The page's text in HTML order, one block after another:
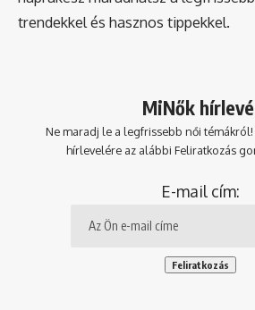
trendekkel és hasznos tippekkel.
MiNők
Ne maradj le a legfrissebb női témákról!
hírlevelére az alábbi Feliratkozás
E-mail cím: